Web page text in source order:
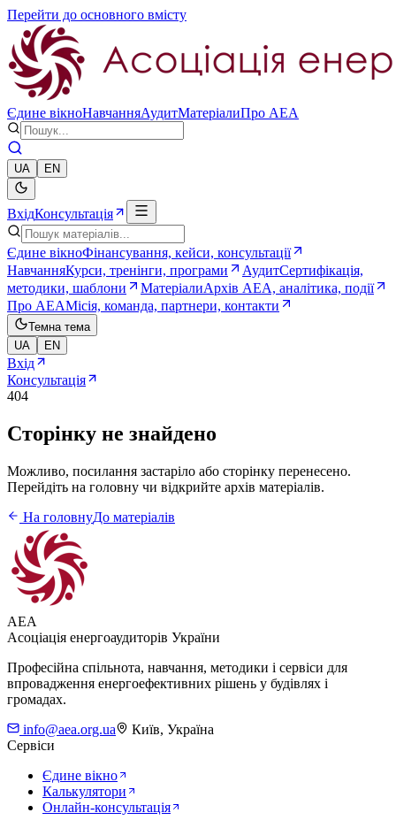
Перейти до основного вмісту
Єдине вікноНавчанняАудитМатеріалиПро AEA
UA EN
ВхідКонсультація
Єдине вікноФінансування, кейси, консультації
НавчанняКурси, тренінги, програми АудитСертифікація,
методики, шаблони
МатеріалиАрхів AEA, аналітика, події
Про AEAМісія, команда, партнери, контакти
Темна тема
UA
EN
Вхід
Консультація
404
Сторінку не знайдено
Можливо, посилання застаріло або сторінку перенесено.
Перейдіть на головну чи відкрийте архів матеріалів.
На головнуДо матеріалів
AEA
Асоціація енергоаудиторів України
Професійна спільнота, навчання, методики і сервіси для
впровадження енергоефективних рішень у будівлях і
громадах.
info@aea.org.ua
Київ, Україна
Сервіси
Єдине вікно
Калькулятори
Онлайн-консультація